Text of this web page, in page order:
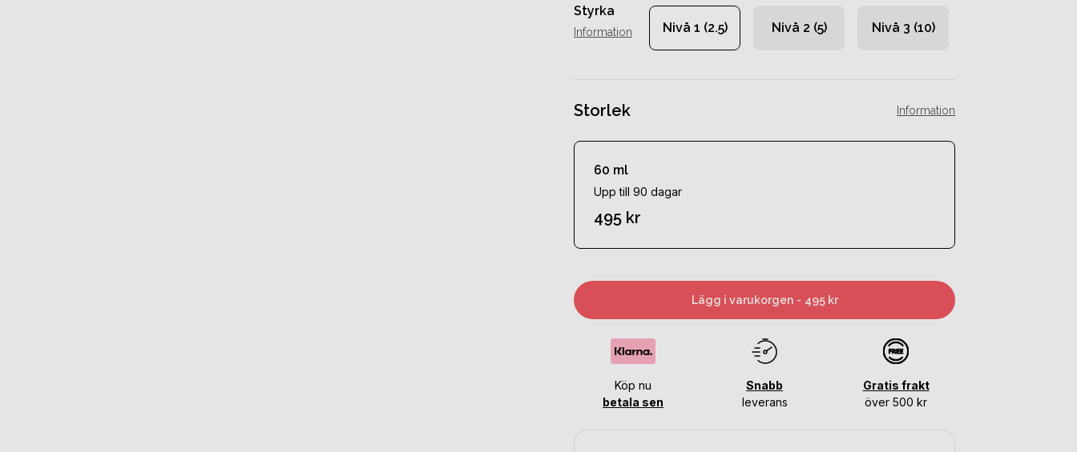
Styrka
Information Nivå 1 (2.5) Nivå 2 (5) Nivå 3 (10)
Storlek Information
60 ml
Upp till 90 dagar
495 kr
Lägg i varukorgen - 495 kr
Köp nu
betala sen
Snabb
leverans
Gratis frakt
över 500 kr